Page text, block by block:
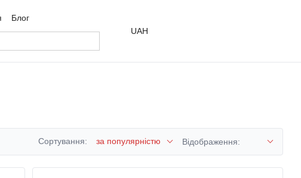
Блог
UAH
Сортування: за популярністю Відображення: